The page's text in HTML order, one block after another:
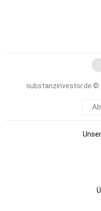
substanzinvestor.de ©